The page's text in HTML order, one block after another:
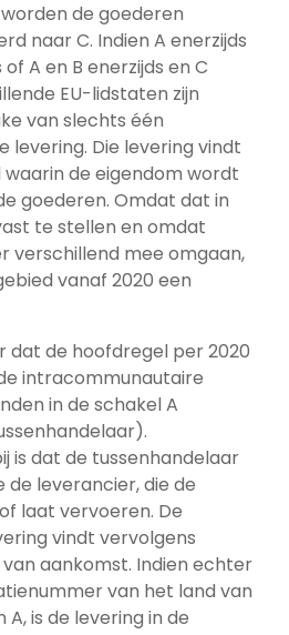
de goederen
naar C. Indien A enerzijds
A en B enerzijds en C
EU-lidstaten zijn
van slechts één
levering. Die levering vindt
de eigendom wordt
goederen. Omdat dat in
te stellen en omdat
verschillend mee omgaan,
vanaf 2020 een
dat de hoofdregel per 2020
intracommunautaire
in de schakel A
is dat de tussenhandelaar
de leverancier, die de
laat vervoeren. De
vindt vervolgens
aankomst. Indien echter
van het land van
is de levering in de